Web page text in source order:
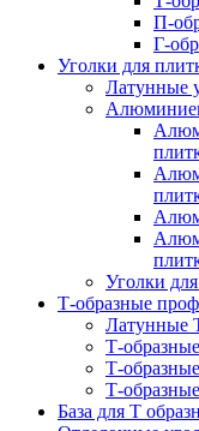
П-
Г-
Уголки для
Латунные
Уголки
Т-образные
Латунные
Т-
Т-
Т-
База для Т